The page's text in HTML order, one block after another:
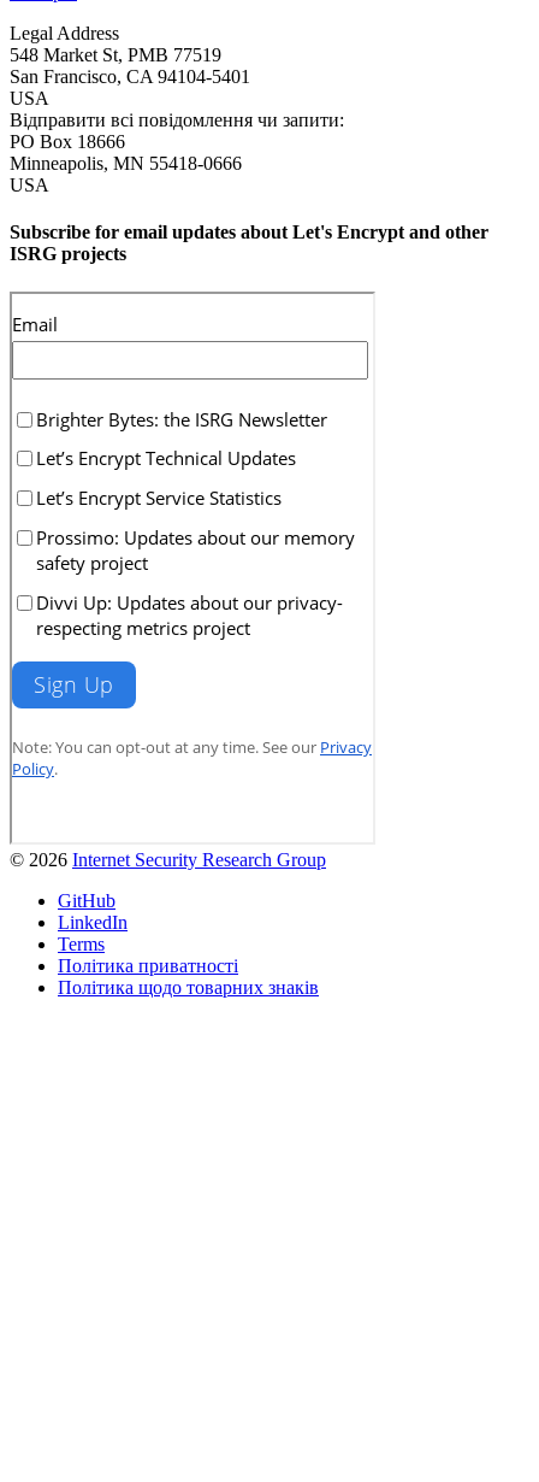
Legal Address
548 Market St, PMB 77519
San Francisco, CA 94104-5401
USA
Відправити всі повідомлення чи запити:
PO Box 18666
Minneapolis, MN 55418-0666
USA
Subscribe for email updates about Let's Encrypt and other
ISRG projects
© 2026 Internet Security Research Group
GitHub
LinkedIn
Terms
Політика приватності
Політика щодо товарних знаків